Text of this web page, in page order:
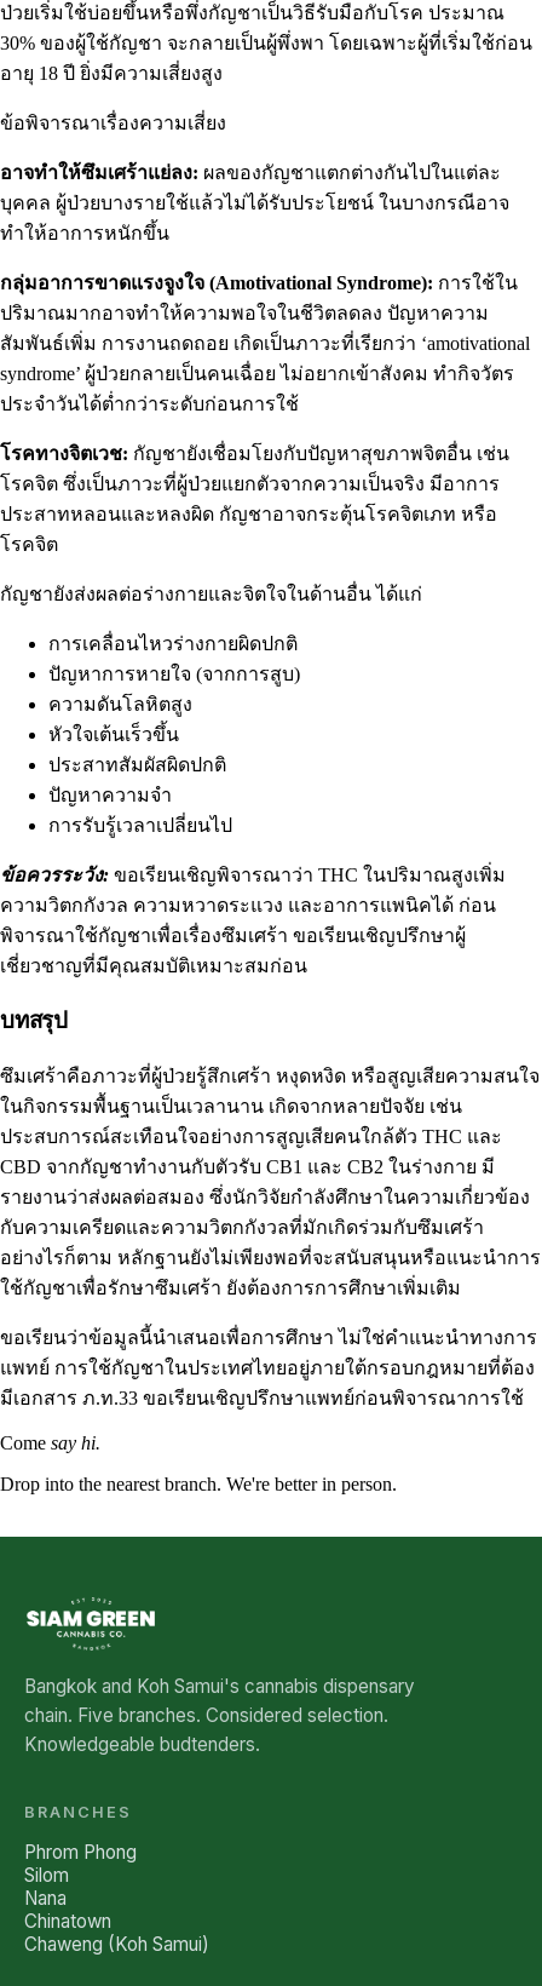
ป่วยเริ่มใช้บ่อยขึ้นหรือพึ่งกัญชาเป็นวิธีรับมือกับโรค ประมาณ
30% ของผู้ใช้กัญชา จะกลายเป็นผู้พึ่งพา โดยเฉพาะผู้ที่เริ่มใช้ก่อน
อายุ 18 ปี ยิ่งมีความเสี่ยงสูง
ข้อพิจารณาเรื่องความเสี่ยง
อาจทำให้ซึมเศร้าแย่ลง: ผลของกัญชาแตกต่างกันไปในแต่ละ
บุคคล ผู้ป่วยบางรายใช้แล้วไม่ได้รับประโยชน์ ในบางกรณีอาจ
ทำให้อาการหนักขึ้น
กลุ่มอาการขาดแรงจูงใจ (Amotivational Syndrome): การใช้ใน
ปริมาณมากอาจทำให้ความพอใจในชีวิตลดลง ปัญหาความ
สัมพันธ์เพิ่ม การงานถดถอย เกิดเป็นภาวะที่เรียกว่า ‘amotivational
syndrome’ ผู้ป่วยกลายเป็นคนเฉื่อย ไม่อยากเข้าสังคม ทำกิจวัตร
ประจำวันได้ต่ำกว่าระดับก่อนการใช้
โรคทางจิตเวช: กัญชายังเชื่อมโยงกับปัญหาสุขภาพจิตอื่น เช่น
โรคจิต ซึ่งเป็นภาวะที่ผู้ป่วยแยกตัวจากความเป็นจริง มีอาการ
ประสาทหลอนและหลงผิด กัญชาอาจกระตุ้นโรคจิตเภท หรือ
โรคจิต
กัญชายังส่งผลต่อร่างกายและจิตใจในด้านอื่น ได้แก่
การเคลื่อนไหวร่างกายผิดปกติ
ปัญหาการหายใจ (จากการสูบ)
ความดันโลหิตสูง
หัวใจเต้นเร็วขึ้น
ประสาทสัมผัสผิดปกติ
ปัญหาความจำ
การรับรู้เวลาเปลี่ยนไป
ข้อควรระวัง: ขอเรียนเชิญพิจารณาว่า THC ในปริมาณสูงเพิ่ม
ความวิตกกังวล ความหวาดระแวง และอาการแพนิคได้ ก่อน
พิจารณาใช้กัญชาเพื่อเรื่องซึมเศร้า ขอเรียนเชิญปรึกษาผู้
เชี่ยวชาญที่มีคุณสมบัติเหมาะสมก่อน
บทสรุป
ซึมเศร้าคือภาวะที่ผู้ป่วยรู้สึกเศร้า หงุดหงิด หรือสูญเสียความสนใจ
ในกิจกรรมพื้นฐานเป็นเวลานาน เกิดจากหลายปัจจัย เช่น
ประสบการณ์สะเทือนใจอย่างการสูญเสียคนใกล้ตัว THC และ
CBD จากกัญชาทำงานกับตัวรับ CB1 และ CB2 ในร่างกาย มี
รายงานว่าส่งผลต่อสมอง ซึ่งนักวิจัยกำลังศึกษาในความเกี่ยวข้อง
กับความเครียดและความวิตกกังวลที่มักเกิดร่วมกับซึมเศร้า
อย่างไรก็ตาม หลักฐานยังไม่เพียงพอที่จะสนับสนุนหรือแนะนำการ
ใช้กัญชาเพื่อรักษาซึมเศร้า ยังต้องการการศึกษาเพิ่มเติม
ขอเรียนว่าข้อมูลนี้นำเสนอเพื่อการศึกษา ไม่ใช่คำแนะนำทางการ
แพทย์ การใช้กัญชาในประเทศไทยอยู่ภายใต้กรอบกฎหมายที่ต้อง
มีเอกสาร ภ.ท.33 ขอเรียนเชิญปรึกษาแพทย์ก่อนพิจารณาการใช้
Come say hi.
Drop into the nearest branch. We're better in person.
Bangkok and Koh Samui's cannabis dispensary
chain. Five branches. Considered selection.
Knowledgeable budtenders.
BRANCHES
Phrom Phong
Silom
Nana
Chinatown
Chaweng (Koh Samui)